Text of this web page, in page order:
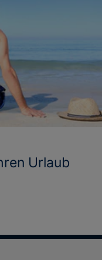
Urlaub